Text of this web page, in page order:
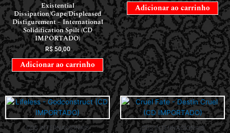
Existential
Dissipation/Gape/Displeased
Disfigurement – International
Solidification Spilt (CD
IMPORTADO)
R$50,00
Adicionar ao carrinho
Adicionar ao carrinho
CDS INTERNACIONAIS CDS INTERNACIONAIS